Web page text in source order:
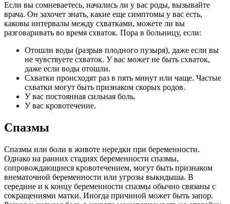
Если вы сомневаетесь, начались ли у вас роды, вызывайте
врача. Он захочет знать, какие еще симптомы у вас есть,
каковы интервалы между схватками, можете ли вы
разговаривать во время схваток. Пора в больницу, если:
Отошли воды (разрыв плодного пузыря), даже если вы
не чувствуете схваток. У вас может не быть схваток,
даже если воды отошли.
Схватки происходят раз в пять минут или чаще. Частые
схватки могут быть признаком скорых родов.
У вас постоянная сильная боль.
У вас кровотечение.
Спазмы
Спазмы или боли в животе нередки при беременности.
Однако на ранних стадиях беременности спазмы,
сопровождающиеся кровотечением, могут быть признаком
внематочной беременности или угрозы выкидыша. В
середине и к концу беременности спазмы обычно связаны с
сокращениями матки. Иногда причиной может быть запор.